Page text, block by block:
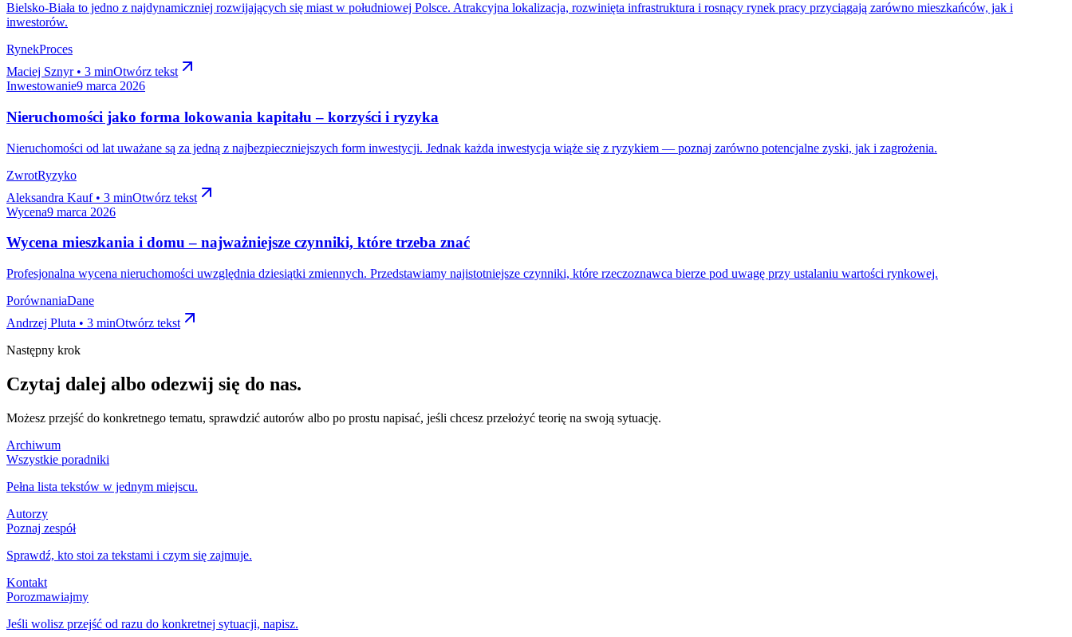
Bielsko-Biała to jedno z najdynamiczniej rozwijających się miast w południowej Polsce. Atrakcyjna lokalizacja, rozwinięta infrastruktura i rosnący rynek pracy przyciągają zarówno mieszkańców, jak i
inwestorów.
RynekProces
Maciej Sznyr • 3 minOtwórz tekst
Inwestowanie9 marca 2026
Nieruchomości jako forma lokowania kapitału – korzyści i ryzyka
Nieruchomości od lat uważane są za jedną z najbezpieczniejszych form inwestycji. Jednak każda inwestycja wiąże się z ryzykiem — poznaj zarówno potencjalne zyski, jak i zagrożenia.
ZwrotRyzyko
Aleksandra Kauf • 3 minOtwórz tekst
Wycena9 marca 2026
Wycena mieszkania i domu – najważniejsze czynniki, które trzeba znać
Profesjonalna wycena nieruchomości uwzględnia dziesiątki zmiennych. Przedstawiamy najistotniejsze czynniki, które rzeczoznawca bierze pod uwagę przy ustalaniu wartości rynkowej.
PorównaniaDane
Andrzej Pluta • 3 minOtwórz tekst
Następny krok
Czytaj dalej albo odezwij się do nas.
Możesz przejść do konkretnego tematu, sprawdzić autorów albo po prostu napisać, jeśli chcesz przełożyć teorię na swoją sytuację.
Archiwum
Wszystkie poradniki
Pełna lista tekstów w jednym miejscu.
Autorzy
Poznaj zespół
Sprawdź, kto stoi za tekstami i czym się zajmuje.
Kontakt
Porozmawiajmy
Jeśli wolisz przejść od razu do konkretnej sytuacji, napisz.